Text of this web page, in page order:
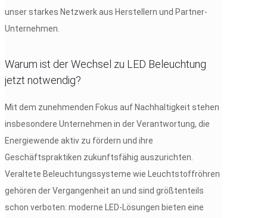
unser starkes Netzwerk aus Herstellern und Partner-
Unternehmen.
Warum ist der Wechsel zu LED Beleuchtung
jetzt notwendig?
Mit dem zunehmenden Fokus auf Nachhaltigkeit stehen
insbesondere Unternehmen in der Verantwortung, die
Energiewende aktiv zu fördern und ihre
Geschäftspraktiken zukunftsfähig auszurichten.
Veraltete Beleuchtungssysteme wie Leuchtstoffröhren
gehören der Vergangenheit an und sind größtenteils
schon verboten: moderne LED-Lösungen bieten eine